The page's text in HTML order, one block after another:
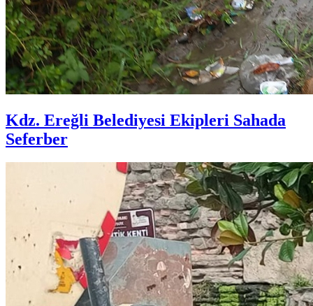
Kdz. Ereğli Belediyesi Ekipleri Sahada
Seferber